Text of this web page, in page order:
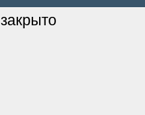
закрыто